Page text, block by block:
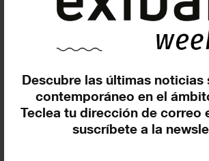
Descubre las últimas noticias
contemporáneo en el
Teclea tu dirección de correo
suscríbete a la
EXPOSICIONES 11 DICIEMBRE 2024